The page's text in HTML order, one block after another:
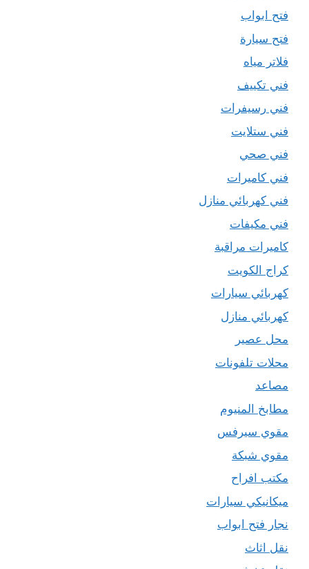
فتح ابواب
فتح سيارة
فلاتر مياه
فني تكييف
فني رسيفرات
فني ستلايت
فني صحي
فني كاميرات
فني كهربائي منازل
فني مكيفات
كاميرات مراقبة
كراج الكويت
كهربائي سيارات
كهربائي منازل
محل عصير
محلات تلفونات
مصاعد
مطابخ المنيوم
مقوي سيرفس
مقوي شبكة
مكتب افراح
ميكانيكي سيارات
نجار فتح ابواب
نقل اثاث